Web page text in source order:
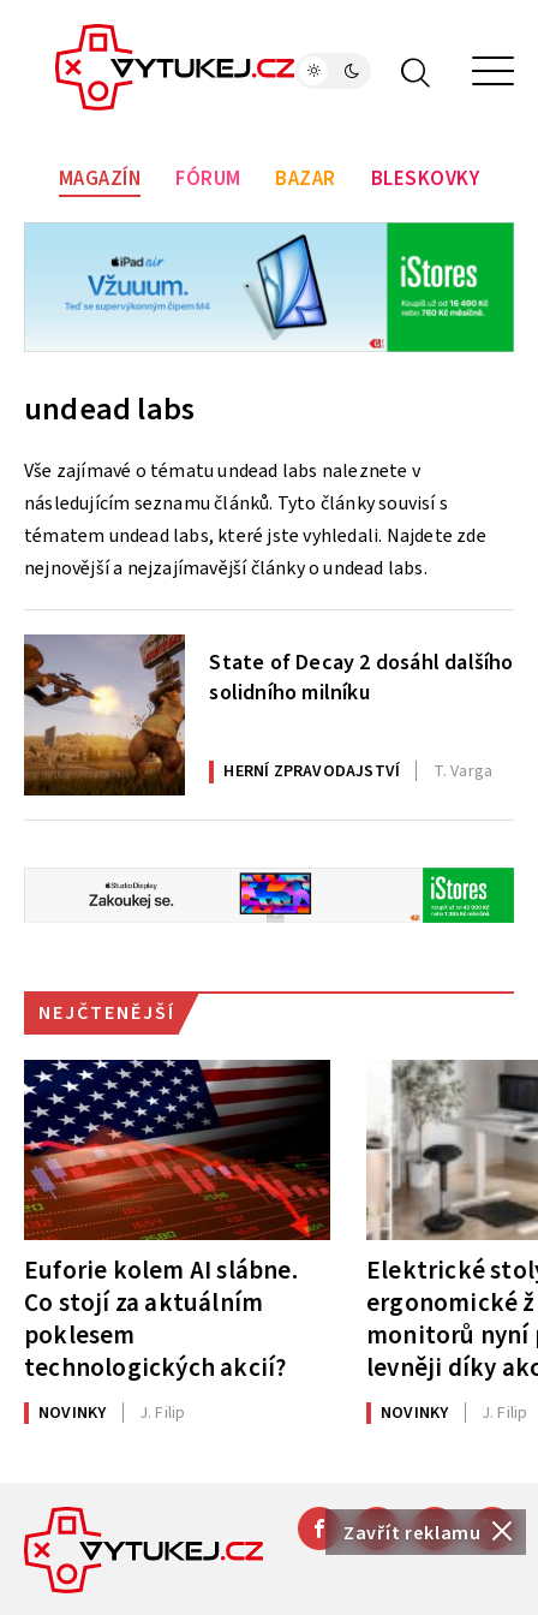
Zavřít reklamu
MAGAZÍN FÓRUM BAZAR BLESKOVKY
undead labs
Vše zajímavé o tématu undead labs naleznete v
následujícím seznamu článků. Tyto články souvisí s
tématem undead labs, které jste vyhledali. Najdete zde
nejnovější a nejzajímavější články o undead labs.
State of Decay 2 dosáhl dalšího
solidního milníku
HERNÍ ZPRAVODAJSTVÍ T. Varga
NEJČTENĚJŠÍ
Euforie kolem AI slábne.
Co stojí za aktuálním
poklesem
technologických akcií?
NOVINKY J. Filip
Elektrické
ergonomické
monitorů
levněji díky
NOVINKY J. Filip